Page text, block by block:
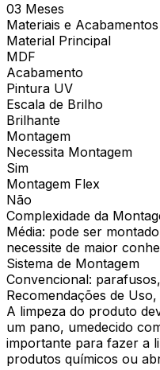
03 Meses
Materiais e Acabamentos
Material Principal
MDF
Acabamento
Pintura UV
Escala de Brilho
Brilhante
Montagem
Necessita Montagem
Sim
Montagem Flex
Não
Complexidade da
Média: pode ser
necessite de maior
Sistema de Montagem
Convencional:
Recomendações de
A limpeza do produto
um pano, umedecido
importante para fazer a
produtos químicos ou